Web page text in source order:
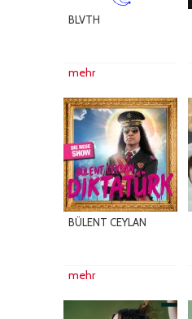
BLVTH
mehr
BÜLENT CEYLAN
mehr